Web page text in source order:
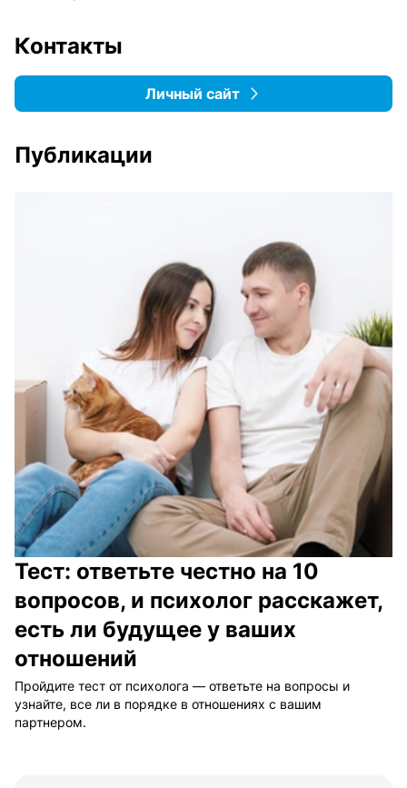
Контакты
Личный сайт
Публикации
Тест: ответьте честно на 10
вопросов, и психолог расскажет,
есть ли будущее у ваших
отношений
Пройдите тест от психолога — ответьте на вопросы и
узнайте, все ли в порядке в отношениях с вашим
партнером.